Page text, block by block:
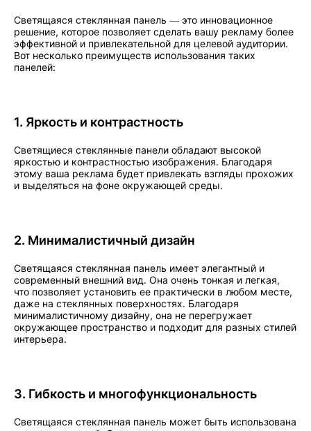
Светящаяся стеклянная панель — это инновационное
решение, которое позволяет сделать вашу рекламу более
эффективной и привлекательной для целевой аудитории.
Вот несколько преимуществ использования таких
панелей:
1. Яркость и контрастность
Светящиеся стеклянные панели обладают высокой
яркостью и контрастностью изображения. Благодаря
этому ваша реклама будет привлекать взгляды прохожих
и выделяться на фоне окружающей среды.
2. Минималистичный дизайн
Светящаяся стеклянная панель имеет элегантный и
современный внешний вид. Она очень тонкая и легкая,
что позволяет установить ее практически в любом месте,
даже на стеклянных поверхностях. Благодаря
минималистичному дизайну, она не перегружает
окружающее пространство и подходит для разных стилей
интерьера.
3. Гибкость и многофункциональность
Светящаяся стеклянная панель может быть использована